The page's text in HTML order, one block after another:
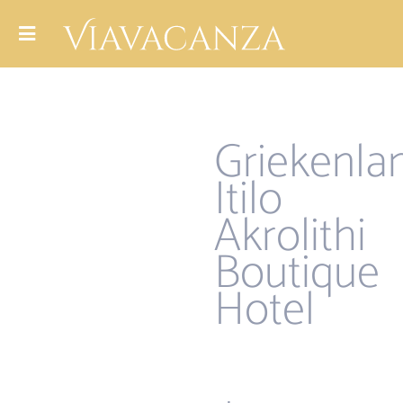
Itilo
Akrolithi
Boutique
Hotel